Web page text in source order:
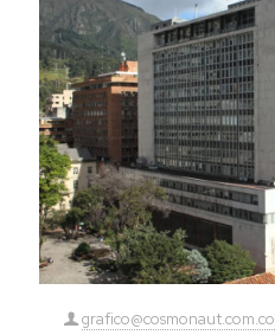
grafico@cosmonaut.com.co